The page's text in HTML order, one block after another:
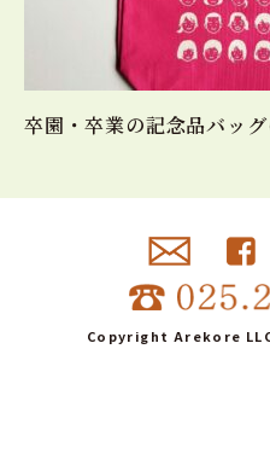
卒園・卒業の記念品バッ
Copyright Arekore